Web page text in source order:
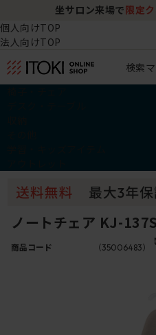
坐サロン来場で 限定
個人向けTOP
法人向けTOP
検索
ノートチェア KJ-
商品コード （35006483）